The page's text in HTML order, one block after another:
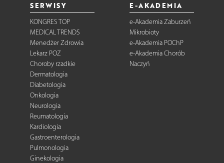
SERWISY
KONGRES TOP
MEDICAL TRENDS
Menedżer Zdrowia
Lekarz POZ
Choroby rzadkie
Dermatologia
Diabetologia
Onkologia
Neurologia
Reumatologia
Kardiologia
Gastroenterologia
Pulmonologia
Ginekologia
E-AKADEMIA
e-Akademia Zaburzeń
Mikrobioty
e-Akademia POChP
e-Akademia Chorób
Naczyń